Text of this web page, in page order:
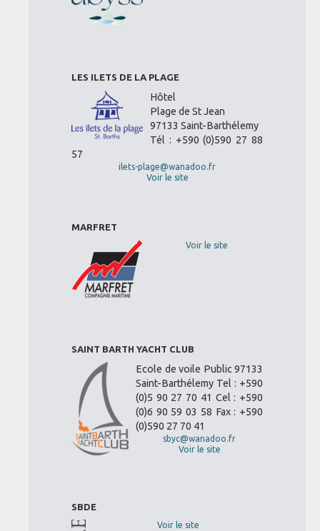
LES ILETS DE LA PLAGE
Hôtel
Plage de St Jean
97133 Saint-Barthélemy
Tél : +590 (0)590 27 88
57
ilets-plage@wanadoo.fr
Voir le site
MARFRET
Voir le site
SAINT BARTH YACHT CLUB
Ecole de voile Public 97133
Saint-Barthélemy Tel : +590
(0)5 90 27 70 41 Cel : +590
(0)6 90 59 03 58 Fax : +590
(0)590 27 70 41
sbyc@wanadoo.fr
Voir le site
SBDE
Voir le site